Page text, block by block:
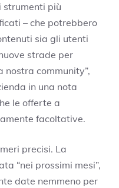
strumenti più
– che potrebbero
sia gli utenti
strade per
nostra community”,
in una nota
le offerte a
facoltative.
precisi. La
“nei prossimi mesi”,
date nemmeno per